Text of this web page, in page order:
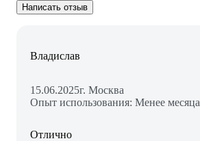
Написать отзыв
Владислав
15.06.2025г. Москва
Опыт использования: Менее месяца
Отлично